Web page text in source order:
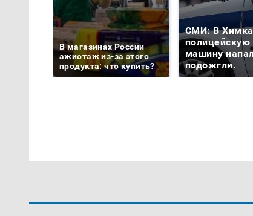
В магазинах России
ажиотаж из-за этого
продукта: что купить?
СМИ: В
полицейскую
машину
подожгли.